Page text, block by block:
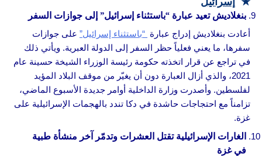
بنغلاديش تعيد عبارة “باستثناء إسرائيل” إلى جوازات السفر
أعادت بنغلاديش إدراج عبارة “باستثناء إسرائيل” على جوازات
سفرها، ما يعني فعلياً حظر السفر إلى الدولة العبرية. ويأتي ذلك
في تراجع عن قرار اتخذته حكومة رئيسة الوزراء الشيخة حسينة عام
2021، والذي أزال العبارة دون أن يغيّر من موقف البلاد المؤيد
لفلسطين. وأصدرت وزارة الداخلية أوامر جديدة الأسبوع الماضي،
تزامناً مع احتجاجات حاشدة في دكا تندد بالهجمات الإسرائيلية على
غزة.
الغارات الإسرائيلية تقتل العشرات وتدمّر آخر منشأة طبية
في غزة